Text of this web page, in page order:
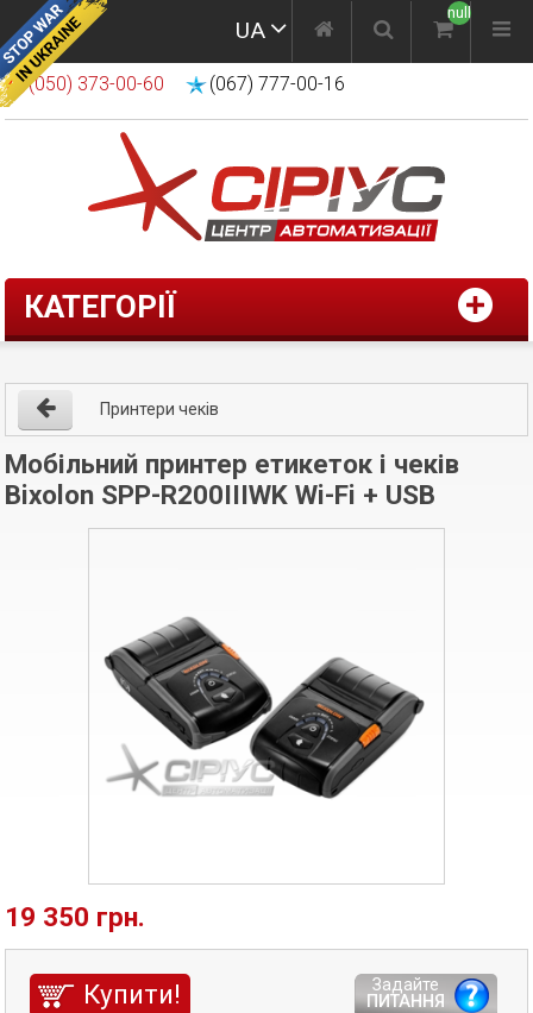
UA
null
(050) 373-00-60 (067) 777-00-16
КАТЕГОРІЇ
Принтери чеків
Мобільний принтер етикеток і чеків
Bixolon SPP-R200IIIWK Wi-Fi + USB
19 350 грн.
Купити!
Задайте
ПИТАННЯ